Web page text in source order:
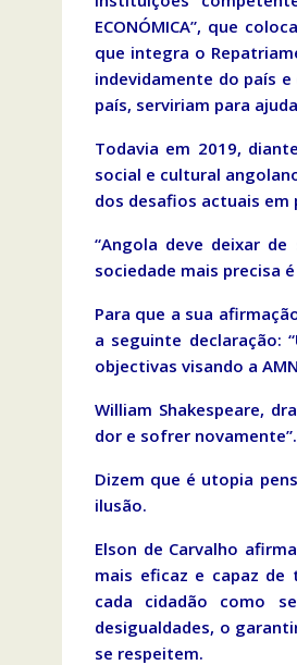
ECONÓMICA”, que
que integra o
indevidamente do país
país, serviriam para
Todavia em 2019,
social e cultural
dos desafios actuais em
“Angola deve deixar
sociedade mais precisa
Para que a sua
a seguinte declaração:
objectivas visando a
William Shakespeare,
dor e sofrer novamente”.
Dizem que é utopia
ilusão.
Elson de Carvalho
mais eficaz e capaz de
cada cidadão como
desigualdades, o
se respeitem.